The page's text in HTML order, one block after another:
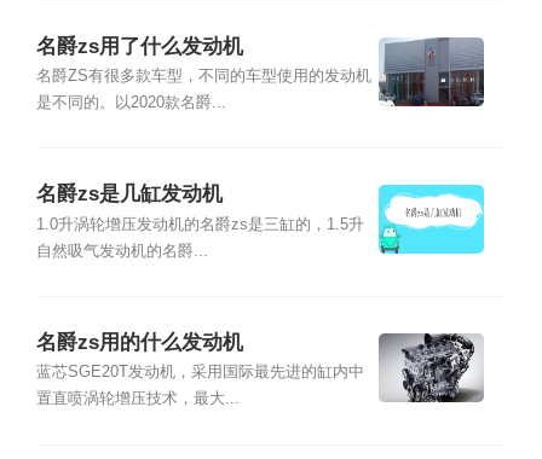
名爵zs用了什么发动机
名爵ZS有很多款车型，不同的车型使用的发动机
是不同的。以2020款名爵...
名爵zs是几缸发动机
1.0升涡轮增压发动机的名爵zs是三缸的，1.5升
自然吸气发动机的名爵...
名爵zs用的什么发动机
蓝芯SGE20T发动机，采用国际最先进的缸内中
置直喷涡轮增压技术，最大...